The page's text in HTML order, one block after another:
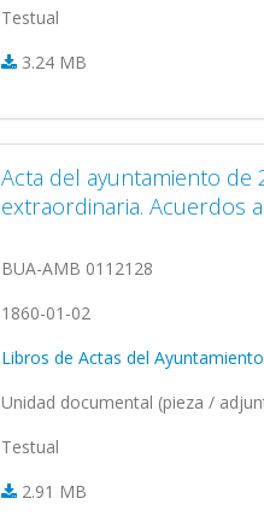
Testual
3.24 MB
Acta del ayuntamiento de
extraordinaria. Acuerdos
BUA-AMB 0112128
1860-01-02
Libros de Actas del Ayuntamiento
Unidad documental (pieza /
Testual
2.91 MB